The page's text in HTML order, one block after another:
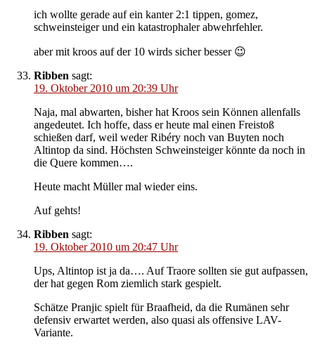
ich wollte gerade auf ein kanter 2:1 tippen, gomez,
schweinsteiger und ein katastrophaler abwehrfehler.
aber mit kroos auf der 10 wirds sicher besser 😉
Ribben sagt:
19. Oktober 2010 um 20:39 Uhr
Naja, mal abwarten, bisher hat Kroos sein Können allenfalls
angedeutet. Ich hoffe, dass er heute mal einen Freistoß
schießen darf, weil weder Ribéry noch van Buyten noch
Altintop da sind. Höchsten Schweinsteiger könnte da noch in
die Quere kommen….
Heute macht Müller mal wieder eins.
Auf gehts!
Ribben sagt:
19. Oktober 2010 um 20:47 Uhr
Ups, Altintop ist ja da…. Auf Traore sollten sie gut aufpassen,
der hat gegen Rom ziemlich stark gespielt.
Schätze Pranjic spielt für Braafheid, da die Rumänen sehr
defensiv erwartet werden, also quasi als offensive LAV-
Variante.